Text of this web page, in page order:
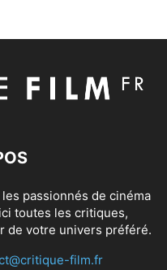
passionnés de cinéma
toutes les critiques,
de votre univers préféré.
film.fr